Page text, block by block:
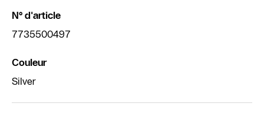
N° d'article
7735500497
Couleur
Silver